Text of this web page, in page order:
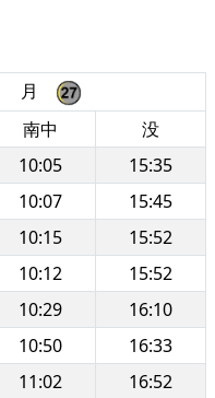
月
南中
没
10:05
15:35
10:07
15:45
10:15
15:52
10:12
15:52
10:29
16:10
10:50
16:33
11:02 16:52